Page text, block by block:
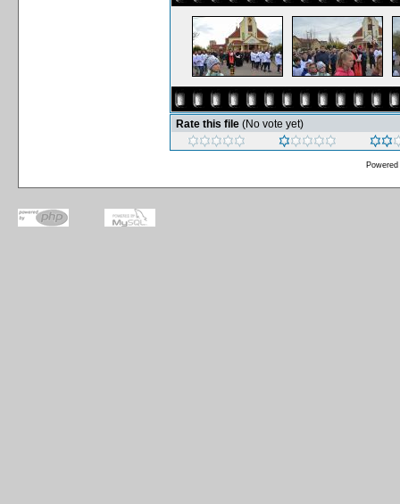
Rate this file (No vote yet)